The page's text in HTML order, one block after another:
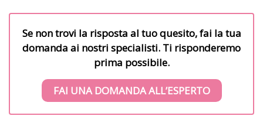
Se non trovi la risposta al tuo quesito, fai la tua
domanda ai nostri specialisti. Ti risponderemo
prima possibile.
FAI UNA DOMANDA ALL’ESPERTO